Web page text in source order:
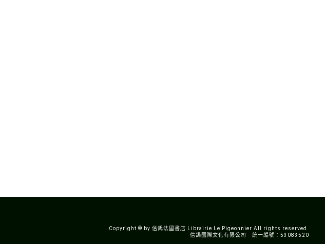
Copyright © by 信鴿法國書店 Librairie Le Pigeonnier All rights reserved.
信鴿國際文化有限公司 統一編號：53083520